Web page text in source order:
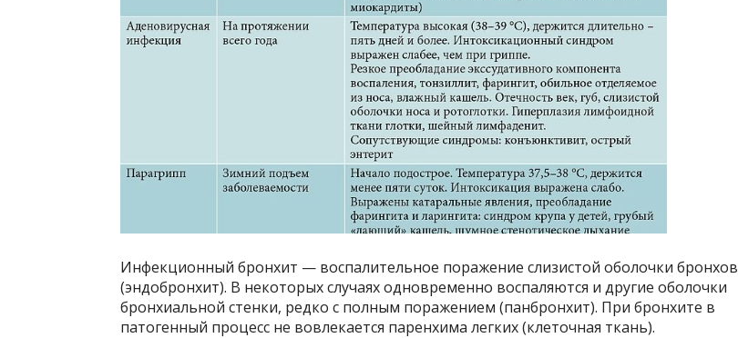
Инфекционный бронхит — воспалительное поражение слизистой оболочки бронхов
(эндобронхит). В некоторых случаях одновременно воспаляются и другие оболочки
бронхиальной стенки, редко с полным поражением (панбронхит). При бронхите в
патогенный процесс не вовлекается паренхима легких (клеточная ткань).